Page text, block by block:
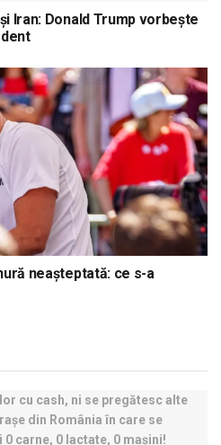
Iran: Donald Trump vorbește
neașteptată: ce s-a